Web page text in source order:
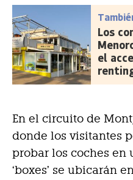
Los
el
En el circuito de
donde los visitantes
probar los coches en
‘boxes’ se ubicarán